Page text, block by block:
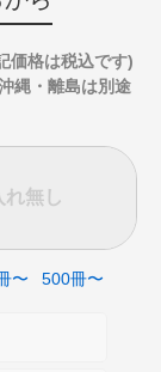
価格は税込です)
縄・離島は別途
れ無し
〜 500冊〜